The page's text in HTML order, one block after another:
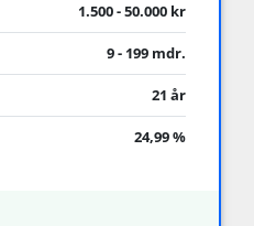
1.500 - 50.000 kr
9 - 199 mdr.
21 år
24,99 %